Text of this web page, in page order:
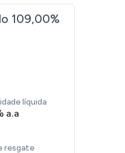
109,00%
líquida
a.a
resgate